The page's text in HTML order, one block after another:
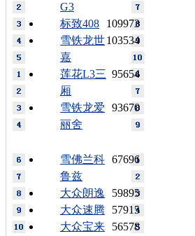
G3
109973
标致408
103534
雪铁龙世
嘉
95654
莲花L3三
厢
93670
雪铁龙爱
丽舍
67696
雪佛兰科
鲁兹
59895
大众朗逸
57915
大众速腾
56578
大众宝来